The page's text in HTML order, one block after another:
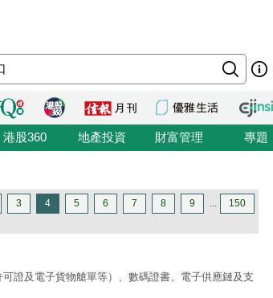
港股360 地產投資 財富管理 專題
3 4 5 6 7 8 9 ... 150
證及電子貨物艙單等）、數碼證書、電子供應鏈及支